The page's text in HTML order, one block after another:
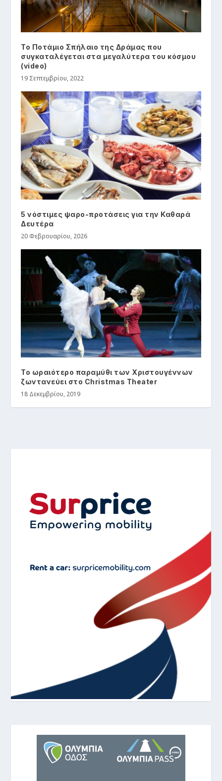
Το Ποτάμιο Σπήλαιο της Δράμας που
συγκαταλέγεται στα μεγαλύτερα του κόσμου
(video)
19 Σεπτεμβρίου, 2022
5 νόστιμες ψαρο-προτάσεις για την Καθαρά
Δευτέρα
20 Φεβρουαρίου, 2026
Το ωραιότερο παραμύθι των Χριστουγέννων
ζωντανεύει στο Christmas Theater
18 Δεκεμβρίου, 2019